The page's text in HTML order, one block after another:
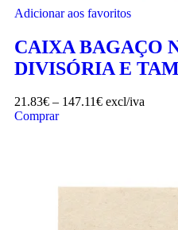
Adicionar aos favoritos
CAIXA BAGAÇO
DIVISÓRIA E
21.83€ – 147.11€ excl/iva
Comprar